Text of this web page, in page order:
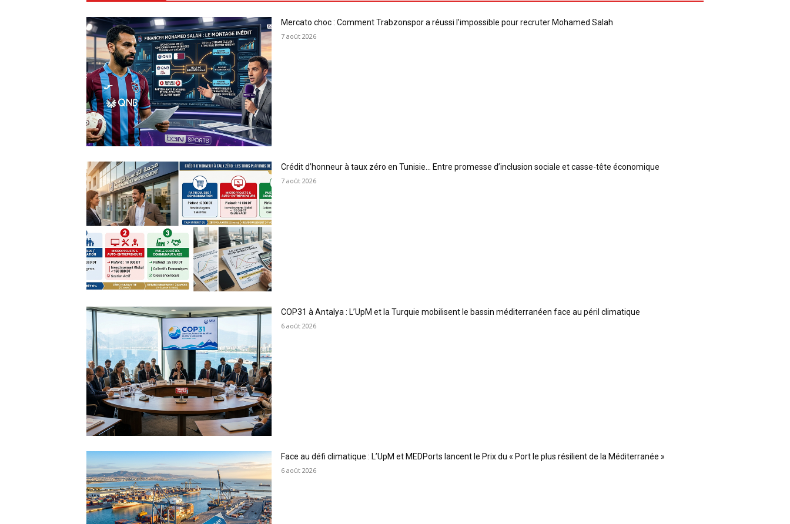
Mercato choc : Comment Trabzonspor a réussi l’impossible pour recruter Mohamed Salah
7 août 2026
Crédit d’honneur à taux zéro en Tunisie… Entre promesse d’inclusion sociale et casse-tête économique
7 août 2026
COP31 à Antalya : L’UpM et la Turquie mobilisent le bassin méditerranéen face au péril climatique
6 août 2026
Face au défi climatique : L’UpM et MEDPorts lancent le Prix du « Port le plus résilient de la Méditerranée »
6 août 2026